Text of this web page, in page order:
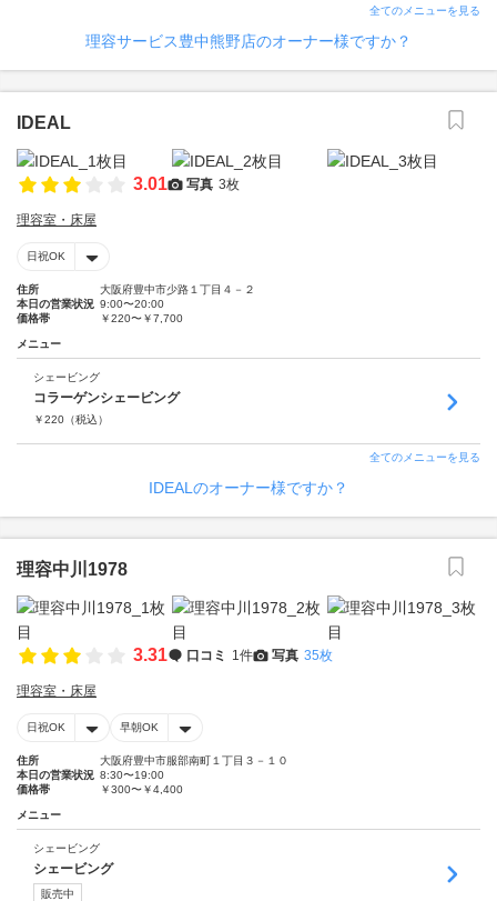
全てのメニューを見る
理容サービス豊中熊野店のオーナー様ですか？
IDEAL
3.01 写真 3枚
理容室・床屋
日祝OK
住所
大阪府豊中市少路１丁目４－２
本日の営業状況 9:00〜20:00
価格帯
￥220〜￥7,700
メニュー
シェービング
コラーゲンシェービング
￥220 （税込）
全てのメニューを見る
IDEALのオーナー様ですか？
理容中川1978
3.31 口コミ 1件 写真 35枚
理容室・床屋
日祝OK 早朝OK
住所
大阪府豊中市服部南町１丁目３－１０
本日の営業状況 8:30〜19:00
価格帯
￥300〜￥4,400
メニュー
シェービング
シェービング
販売中